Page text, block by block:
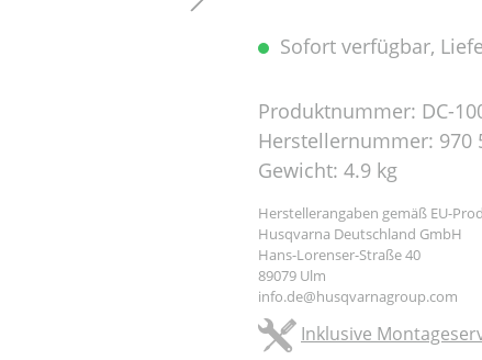
Sofort verfügbar,
Produktnummer: DC-
Herstellernummer: 970
Gewicht: 4.9 kg
Herstellerangaben gemäß EU-
Husqvarna Deutschland GmbH
Hans-Lorenser-Straße 40
89079 Ulm
info.de@husqvarnagroup.com
Inklusive